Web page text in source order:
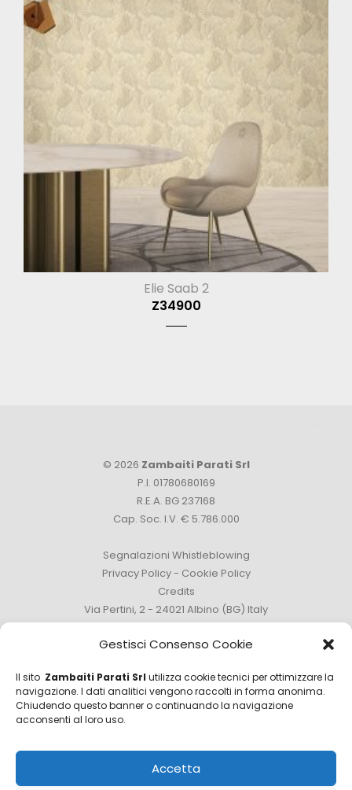
Gestisci Consenso Cookie
Il sito Zambaiti Parati Srl utilizza cookie tecnici per ottimizzare la
navigazione. I dati analitici vengono raccolti in forma anonima.
Chiudendo questo banner o continuando la navigazione
acconsenti al loro uso.
Accetta
Elie Saab 2
Z34900
© 2026 Zambaiti Parati Srl
P.I. 01780680169
R.E.A. BG 237168
Cap. Soc. I.V. € 5.786.000
Segnalazioni Whistleblowing
Privacy Policy- Cookie Policy
Credits
Via Pertini, 2 - 24021 Albino (BG) Italy
Tel. +39 035 759111 -info@zambaitiparati.com
Ufficio Acquisti